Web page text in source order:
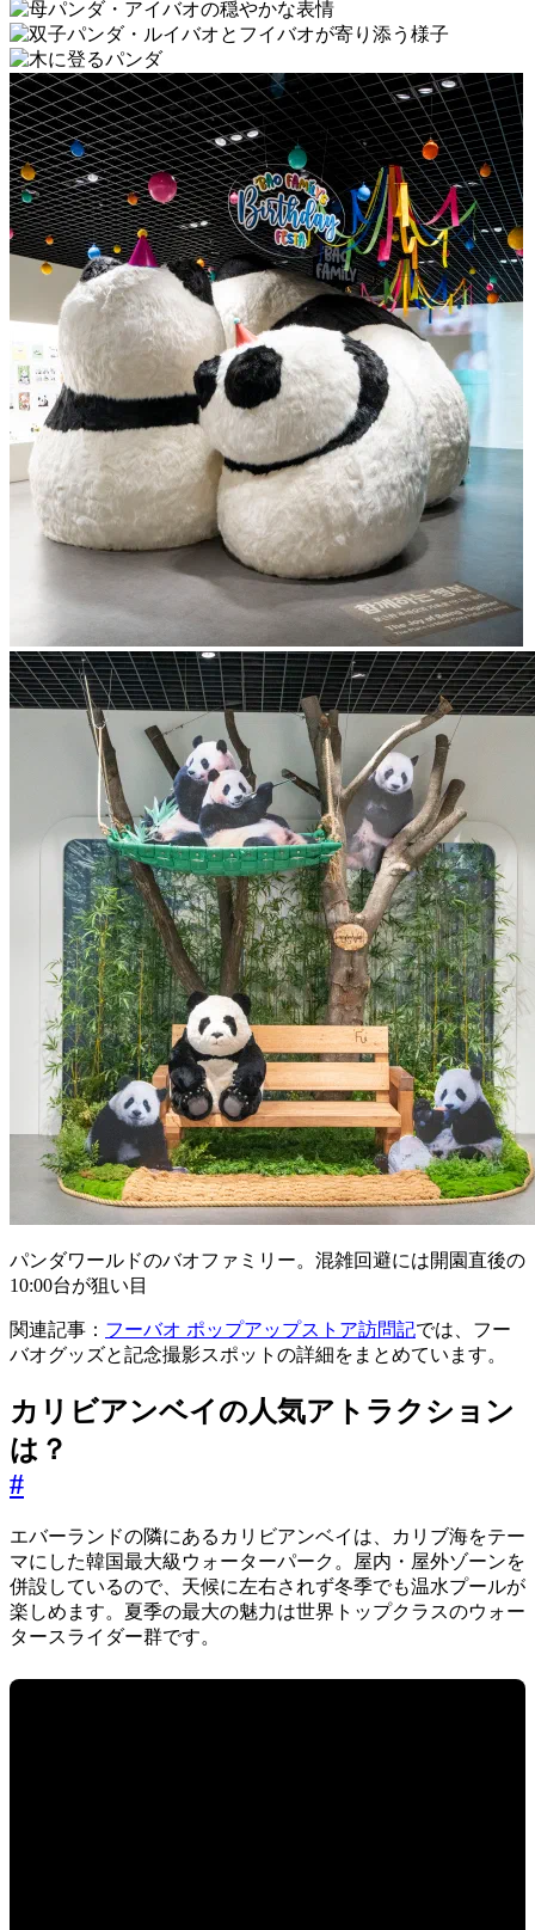
パンダワールドのバオファミリー。混雑回避には開園直後の
10:00台が狙い目
関連記事： フーバオ ポップアップストア訪問記では、フー
バオグッズと記念撮影スポットの詳細をまとめています。
カリビアンベイの人気アトラクション
は？
#
エバーランドの隣にあるカリビアンベイは、カリブ海をテー
マにした韓国最大級ウォーターパーク。屋内・屋外ゾーンを
併設しているので、天候に左右されず冬季でも温水プールが
楽しめます。夏季の最大の魅力は世界トップクラスのウォー
タースライダー群です。